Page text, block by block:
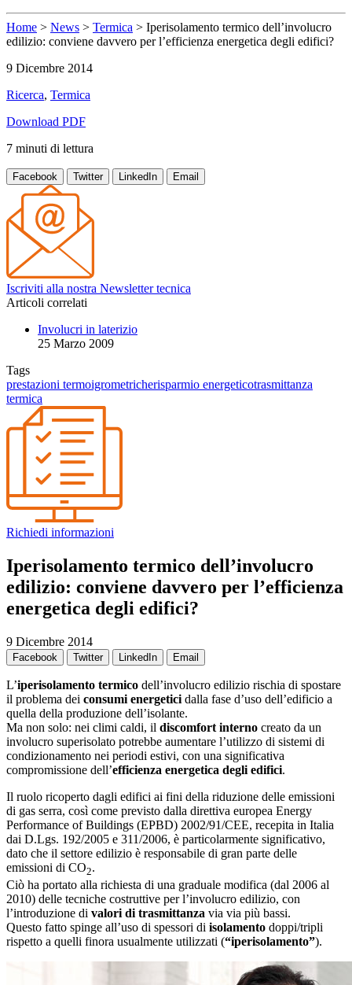
Home > News > Termica > Iperisolamento termico dell’involucro
edilizio: conviene davvero per l’efficienza energetica degli edifici?
9 Dicembre 2014
Ricerca, Termica
Download PDF
7 minuti di lettura
Facebook Twitter LinkedIn Email
Iscriviti alla nostra Newsletter tecnica
Articoli correlati
Involucri in laterizio
25 Marzo 2009
Tags
prestazioni termoigrometricherisparmio energeticotrasmittanza
termica
Richiedi informazioni
Iperisolamento termico dell’involucro
edilizio: conviene davvero per l’efficienza
energetica degli edifici?
9 Dicembre 2014
Facebook Twitter LinkedIn Email
L’iperisolamento termico dell’involucro edilizio rischia di spostare
il problema dei consumi energetici dalla fase d’uso dell’edificio a
quella della produzione dell’isolante.
Ma non solo: nei climi caldi, il discomfort interno creato da un
involucro superisolato potrebbe aumentare l’utilizzo di sistemi di
condizionamento nei periodi estivi, con una significativa
compromissione dell’efficienza energetica degli edifici.
Il ruolo ricoperto dagli edifici ai fini della riduzione delle emissioni
di gas serra, così come previsto dalla direttiva europea Energy
Performance of Buildings (EPBD) 2002/91/CEE, recepita in Italia
dai D.Lgs. 192/2005 e 311/2006, è particolarmente significativo,
dato che il settore edilizio è responsabile di gran parte delle
emissioni di CO2.
Ciò ha portato alla richiesta di una graduale modifica (dal 2006 al
2010) delle tecniche costruttive per l’involucro edilizio, con
l’introduzione di valori di trasmittanza via via più bassi.
Questo fatto spinge all’uso di spessori di isolamento doppi/tripli
rispetto a quelli finora usualmente utilizzati (“iperisolamento”).